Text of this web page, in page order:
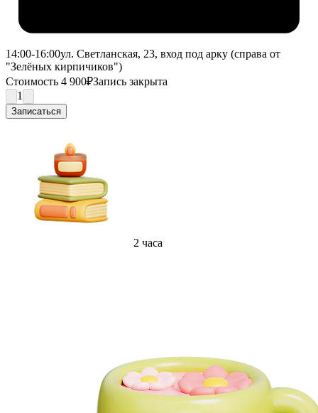
14:00-16:00ул. Светланская, 23, вход под арку (справа от
"Зелёных кирпичиков")
Стоимость 4 900₽Запись закрыта
1
Записаться
2 часа